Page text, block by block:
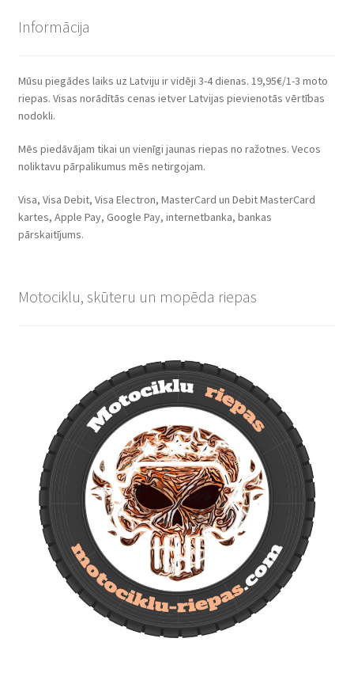
Informācija
Mūsu piegādes laiks uz Latviju ir vidēji 3-4 dienas. 19,95€/1-3 moto
riepas. Visas norādītās cenas ietver Latvijas pievienotās vērtības
nodokli.
Mēs piedāvājam tikai un vienīgi jaunas riepas no ražotnes. Vecos
noliktavu pārpalikumus mēs netirgojam.
Visa, Visa Debit, Visa Electron, MasterCard un Debit MasterCard
kartes, Apple Pay, Google Pay, internetbanka, bankas
pārskaitījums.
Motociklu, skūteru un mopēda riepas